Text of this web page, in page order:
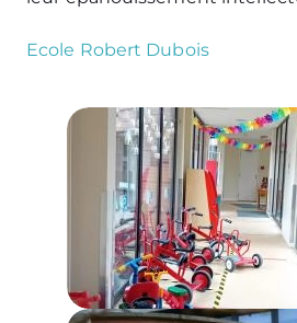
Ecole Robert Dubois